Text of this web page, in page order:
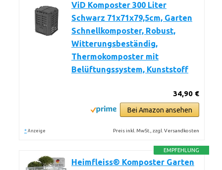
ViD Komposter 300 Liter
Schwarz 71x71x79,5cm, Garten
Schnellkomposter, Robust,
Witterungsbeständig,
Thermokomposter mit
Belüftungssystem, Kunststoff
34,90 €
Bei Amazon ansehen
* Anzeige Preis inkl. MwSt., zzgl. Versandkosten
EMPFEHLUNG
Heimfleiss® Komposter Garten